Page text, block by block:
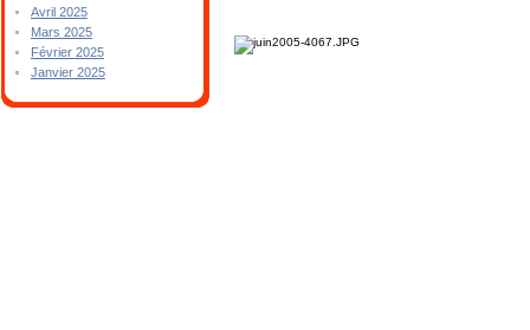
Avril 2025
Mars 2025
Février 2025
Janvier 2025